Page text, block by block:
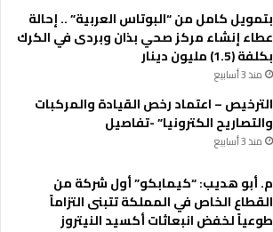
بتمويل كامل من “البوتاس العربية” .. إحالة
عطاء إنشاء مركز صحي بذان وبردى في الكرك
بكلفة (1.5) مليون دينار
منذ 3 أسابيع
الترخيص – اعتماد رخص القيادة والمركبات
والتصاريح الكترونيا” -تفاصيل
منذ 3 أسابيع
م. أبو هديب: “كيمابكو” أول شركة من
القطاع الخاص في المملكة تتبنى التزاماً
طوعياً لخفض انبعاثات أكسيد النيتروز